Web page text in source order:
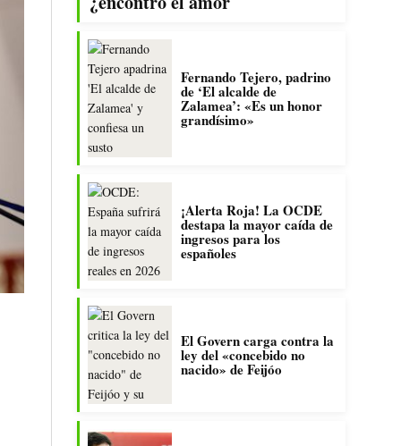
Fernando Tejero, padrino
de ‘El alcalde de
Zalamea’: «Es un honor
grandísimo»
¡Alerta Roja! La OCDE
destapa la mayor caída de
ingresos para los
españoles
El Govern carga contra la
ley del «concebido no
nacido» de Feijóo